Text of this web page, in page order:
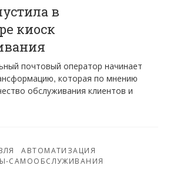
в
киоск
почтовый оператор начинает
которая по мнению
обслуживания клиентов и
АВТОМАТИЗАЦИЯ
САМООБСЛУЖИВАНИЯ